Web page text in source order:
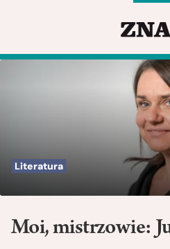
Literatura
Moi, mistrzowie: